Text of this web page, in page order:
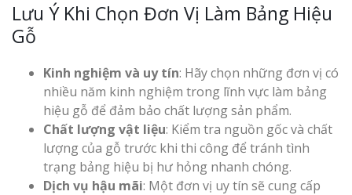
Lưu Ý Khi Chọn Đơn Vị Làm Bảng Hiệu
Gỗ
Kinh nghiệm và uy tín: Hãy chọn những đơn vị có
nhiều năm kinh nghiệm trong lĩnh vực làm bảng
hiệu gỗ để đảm bảo chất lượng sản phẩm.
Chất lượng vật liệu: Kiểm tra nguồn gốc và chất
lượng của gỗ trước khi thi công để tránh tình
trạng bảng hiệu bị hư hỏng nhanh chóng.
Dịch vụ hậu mãi: Một đơn vị uy tín sẽ cung cấp
Hiệu Shop
Nghệ An Đẹp
Làm Bảng
Thuốc Nghệ An Chuẩn